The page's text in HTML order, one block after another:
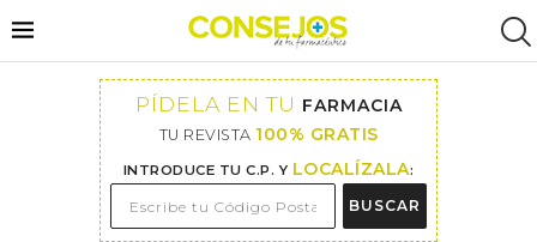
PÍDELA EN TU FARMACIA
TU REVISTA 100% GRATIS
INTRODUCE TU C.P. Y LOCALÍZALA:
BUSCAR